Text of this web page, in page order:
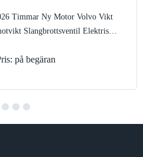
Timmar Ny Motor Volvo Vikt
Slangbrottsventil Elektrisk
på begäran